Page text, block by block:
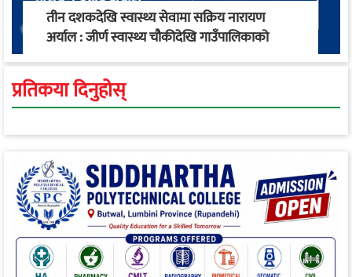
तीन दशकदेखि स्वास्थ्य सेवामा सक्रिय नारायण
अर्याल : जीर्ण स्वास्थ्य चौकीदेखि गाउँपालिकाको
स्वास्थ्य रूपान्तरण सम्म
प्रतिकया दिनुहोस्